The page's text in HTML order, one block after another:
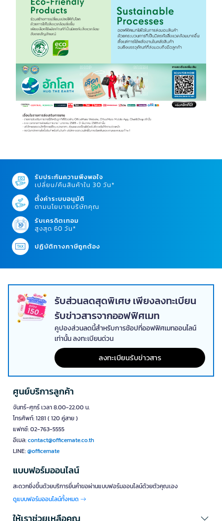
รับประกันความพึงพอใจ
เปลี่ยน/คืนสินค้าใน 30 วัน*
ตั้งค่าระบบอนุมัติ
ตามนโยบายบริษัทคุณ
รับเครดิตเทอม
สูงสุด 60 วัน*
ปฏิบัติทางภาษีถูกต้อง
รับส่วนลดสุดพิเศษ เพียงลงทะเบียน
รับข่าวสารจากออฟฟิศเมท
คูปองส่วนลดนี้สำหรับการช้อปที่ออฟฟิศเมทออนไลน์
เท่านั้น ลงทะเบียนด่วน
ลงทะเบียนรับข่าวสาร
ศูนย์บริการลูกค้า
จันทร์-ศุกร์ เวลา 8.00-22.00 น.
โทรศัพท์: 1281 ( 120 คู่สาย )
แฟกซ์: 02-763-5555
อีเมล:contact@officemate.co.th
LINE:@officemate
แบบฟอร์มออนไลน์
สะดวกยิ่งขึ้นด้วยบริการยื่นคำขอผ่านแบบฟอร์มออนไลน์ด้วยตัวคุณเอง
ดูแบบฟอร์มออนไลน์ทั้งหมด
ให้เราช่วยเหลือคุณ